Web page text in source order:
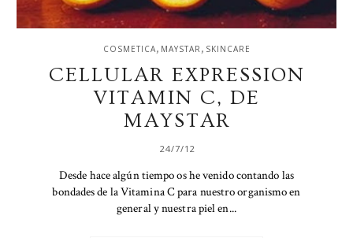
COSMETICA, MAYSTAR, SKINCARE
CELLULAR EXPRESSION
VITAMIN C, DE
MAYSTAR
24/7/12
Desde hace algún tiempo os he venido contando las
bondades de la Vitamina C para nuestro organismo en
general y nuestra piel en...